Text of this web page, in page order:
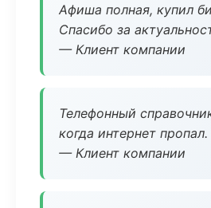
Афиша полная, купил
Спасибо за
— Клиент компании
Телефонный
когда интернет пропал.
— Клиент компании